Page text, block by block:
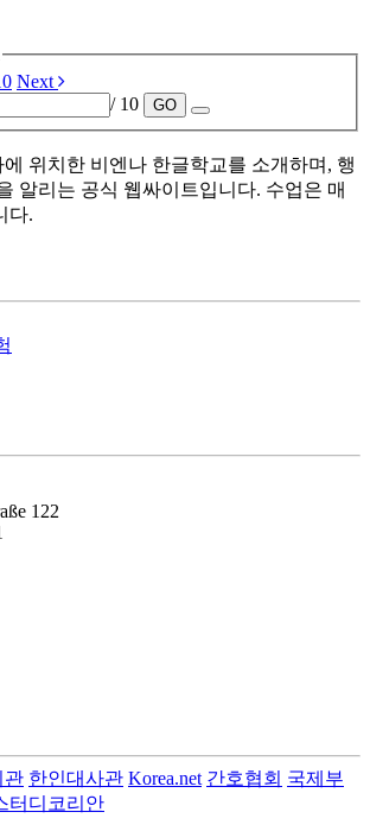
Next
/ 10
GO
위치한 비엔나 한글학교를 소개하며, 행
알리는 공식 웹싸이트입니다. 수업은 매
다.
122
관 한인대사관 Korea.net 간호협회 국제부
터디코리안